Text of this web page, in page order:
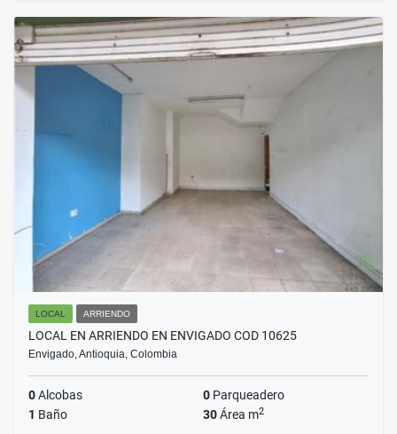
LOCAL ARRIENDO
LOCAL EN ARRIENDO EN ENVIGADO COD 10625
Envigado, Antioquia, Colombia
0Alcobas 0 Parqueadero
1 Baño 30Área m2